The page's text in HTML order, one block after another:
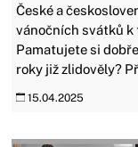
České a
vánočních svátků k
Pamatujete si
roky již zlidověly?
15.04.2025